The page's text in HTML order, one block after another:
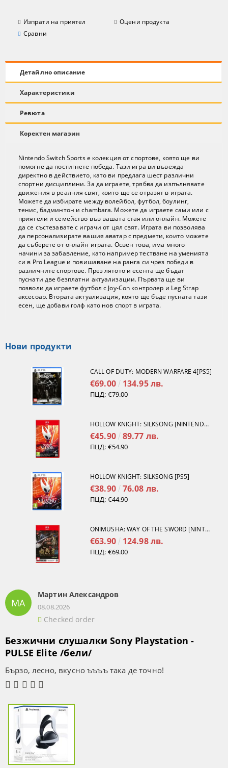
Изпрати на приятел
Оцени продукта
Сравни
Детайлно описание
Характеристики
Ревюта
Коректен магазин
Nintendo Switch Sports е колекция от спортове, която ще ви
помогне да постигнете победа. Тази игра ви въвежда
директно в действието, като ви предлага шест различни
спортни дисциплини. За да играете, трябва да изпълнявате
движения в реалния свят, които ще се отразят в играта.
Можете да избирате между волейбол, футбол, боулинг,
тенис, бадминтон и chambara. Можете да играете сами или с
приятели и семейство във вашата стая или онлайн. Можете
да се състезавате с играчи от цял свят. Играта ви позволява
да персонализирате вашия аватар с предмети, които можете
да съберете от онлайн играта. Освен това, има много
начини за забавление, като например тестване на уменията
си в Pro League и повишаване на ранга си чрез победи в
различните спортове. През лятото и есента ще бъдат
пуснати две безплатни актуализации. Първата ще ви
позволи да играете футбол с Joy-Con контролер и Leg Strap
аксесоар. Втората актуализация, която ще бъде пусната тази
есен, ще добави голф като нов спорт в играта.
Нови продукти
CALL OF DUTY: MODERN WARFARE 4[PS5]
€69.00 134.95 лв.
ПЦД: €79.00
HOLLOW KNIGHT: SILKSONG [NINTENDO SWITCH 2]
€45.90 89.77 лв.
ПЦД: €54.90
HOLLOW KNIGHT: SILKSONG [PS5]
€38.90 76.08 лв.
ПЦД: €44.90
ONIMUSHA: WAY OF THE SWORD [NINTENDO SWITCH 2]
€63.90 124.98 лв.
ПЦД: €69.00
МА
Мартин Александров
08.08.2026
Checked order
Безжични слушалки Sony Playstation -
PULSE Elite /бели/
Бързо, лесно, вкусно ъъъъ така де точно!